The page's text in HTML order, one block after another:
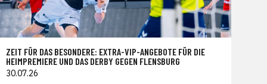
ZEIT FÜR DAS BESONDERE: EXTRA-VIP-ANGEBOTE FÜR DIE
HEIMPREMIERE UND DAS DERBY GEGEN FLENSBURG
30.07.26